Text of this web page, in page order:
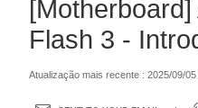
Flash 3 -
Atualização mais recente : 2025/09/05